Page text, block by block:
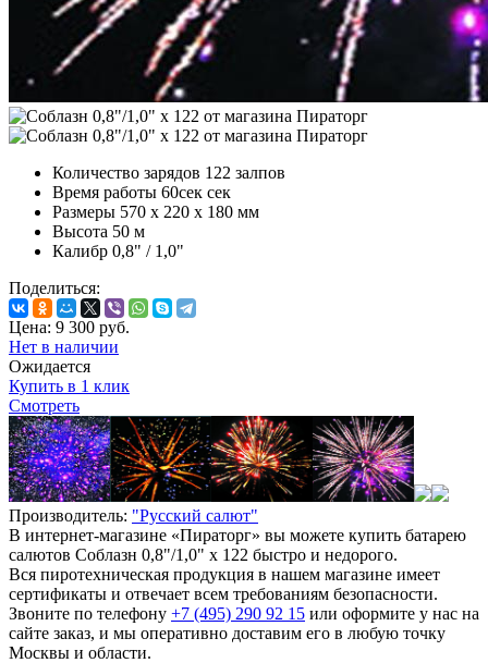
Количество зарядов 122 залпов
Время работы 60сек сек
Размеры 570 х 220 х 180 мм
Высота 50 м
Калибр 0,8" / 1,0"
Поделиться:
Цена: 9 300 руб.
Нет в наличии
Ожидается
Купить в 1 клик
Смотреть
Производитель: "Русский салют"
В интернет-магазине «Пираторг» вы можете купить батарею
салютов Соблазн 0,8"/1,0" х 122 быстро и недорого.
Вся пиротехническая продукция в нашем магазине имеет
сертификаты и отвечает всем требованиям безопасности.
Звоните по телефону +7 (495) 290 92 15 или оформите у нас на
сайте заказ, и мы оперативно доставим его в любую точку
Москвы и области.